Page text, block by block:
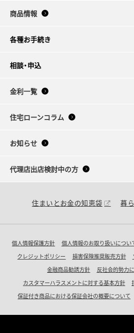
商品情報
各種お手続き
相談・申込
金利一覧
住宅ローンコラム
お知らせ
代理店出店検討中の方
住まいとお金の知恵袋 暮
個人情報保護方針 個人情報のお取り扱いについ
クレジットポリシー
損害保険推奨販売方針
金融商品勧誘方針
反社会的勢力
カスタマーハラスメントに対する基本方針
保証付き商品における保証会社の概要について